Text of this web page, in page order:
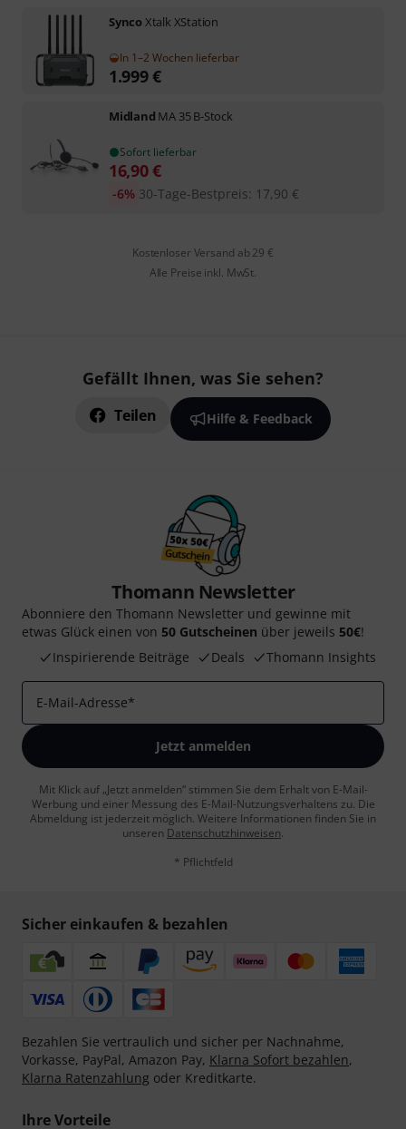
SyncoXtalk XStation
In 1–2 Wochen lieferbar
1.999€
Midland MA 35 B-Stock
Sofort lieferbar
16,90€
30-Tage-Bestpreis: 17,90 €
-6%
Kostenloser Versand ab 29 €
Alle Preise inkl. MwSt.
Gefällt Ihnen, was Sie sehen?
Teilen Hilfe & Feedback
Thomann Newsletter
Abonniere den Thomann Newsletter und gewinne mit
etwas Glück einen von 50 Gutscheinen über jeweils 50€!
Inspirierende Beiträge
Deals Thomann Insights
E-Mail-Adresse*
Jetzt anmelden
Mit Klick auf „Jetzt anmelden“ stimmen Sie dem Erhalt von E-Mail-
Werbung und einer Messung des E-Mail-Nutzungsverhaltens zu. Die
Abmeldung ist jederzeit möglich. Weitere Informationen finden Sie in
unseren Datenschutzhinweisen.
* Pflichtfeld
Sicher einkaufen & bezahlen
Bezahlen Sie vertraulich und sicher per Nachnahme,
Vorkasse, PayPal, Amazon Pay, Klarna Sofort bezahlen,
Klarna Ratenzahlung oder Kreditkarte.
Ihre Vorteile